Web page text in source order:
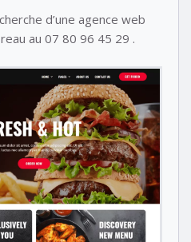
d’une agence web
au 07 80 96 45 29 .